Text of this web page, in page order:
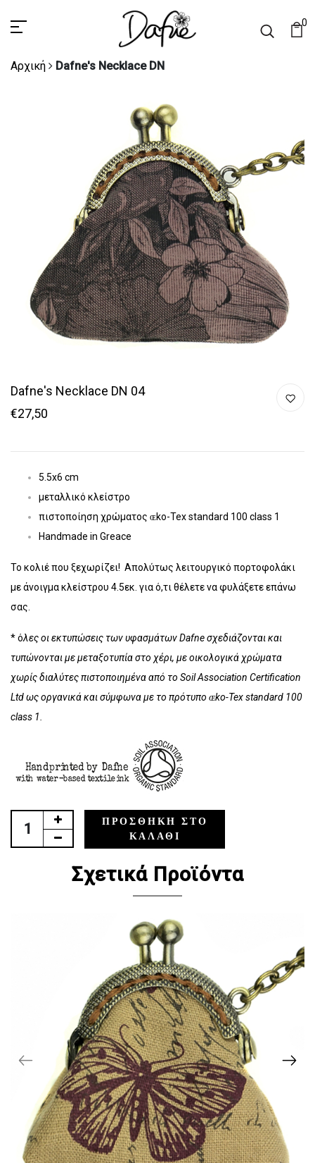
0
Αρχική Dafne's Necklace DN
Dafne's Necklace DN 04
€27,50
5.5x6 cm
μεταλλικό κλείστρο
πιστοποίηση χρώματος ɶko-Tex standard 100 class 1
Handmade in Greace
Το κολιέ που ξεχωρίζει! Απολύτως λειτουργικό πορτοφολάκι
με άνοιγμα κλείστρου 4.5εκ. για ό,τι θέλετε να φυλάξετε επάνω
σας.
* όλες οι εκτυπώσεις των υφασμάτων Dafne σχεδιάζονται και
τυπώνονται με μεταξοτυπία στο χέρι, με οικολογικά χρώματα
χωρίς διαλύτες πιστοποιημένα από το Soil Association Certification
Ltd ως οργανικά και σύμφωνα με το πρότυπο ɶko-Tex standard 100
class 1.
ΠΡΟΣΘΉΚΗ ΣΤΟ
ΚΑΛΆΘΙ
Σχετικά Προϊόντα